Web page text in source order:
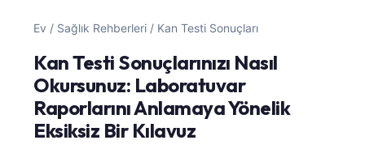
Ev / Sağlık Rehberleri / Kan Testi Sonuçları
Kan Testi Sonuçlarınızı Nasıl
Okursunuz: Laboratuvar
Raporlarını Anlamaya Yönelik
Eksiksiz Bir Kılavuz